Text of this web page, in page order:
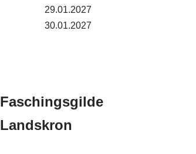
29.01.2027
30.01.2027
Faschingsgilde
Landskron